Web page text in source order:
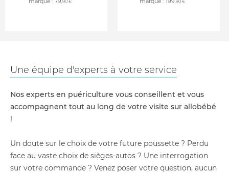
,90 € ,90 €
Une équipe d'experts à votre service
Nos experts en puériculture vous conseillent et vous
accompagnent tout au long de votre visite sur allobébé
!
Un doute sur le choix de votre future poussette ? Perdu
face au vaste choix de sièges-autos ? Une interrogation
sur votre commande ? Venez poser votre question, aucun